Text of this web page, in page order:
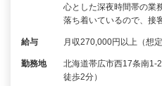
心とした深夜時間帯の業
落ち着いているので、接
給与 月収270,000円以上（想定
勤務地
北海道帯広市西17条南1-
徒歩2分）